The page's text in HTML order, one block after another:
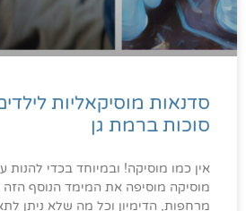
סדנאות מוסיקאליות
סוכות ברמת גן
אין כמו מוסיקה! ובמיוחד בכדי להנות
מוסיקה מוסיפה את המימד הנוסף
מרחפות, הדימיון וכל מה שלא ניתן